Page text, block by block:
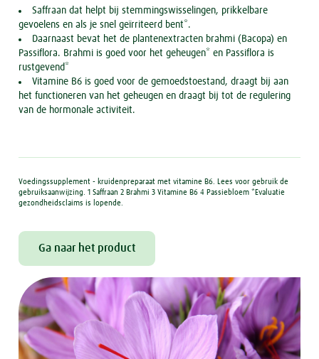
Saffraan dat helpt bij stemmingswisselingen, prikkelbare
gevoelens en als je snel geïrriteerd bent*.
Daarnaast bevat het de plantenextracten brahmi (Bacopa) en
Passiflora. Brahmi is goed voor het geheugen* en Passiflora is
rustgevend*
Vitamine B6 is goed voor de gemoedstoestand, draagt bij aan
het functioneren van het geheugen en draagt bij tot de regulering
van de hormonale activiteit.
Voedingssupplement - kruidenpreparaat met vitamine B6. Lees voor gebruik de
gebruiksaanwijzing. 1 Saffraan 2 Brahmi 3 Vitamine B6 4 Passiebloem *Evaluatie
gezondheidsclaims is lopende.
Ga naar het product